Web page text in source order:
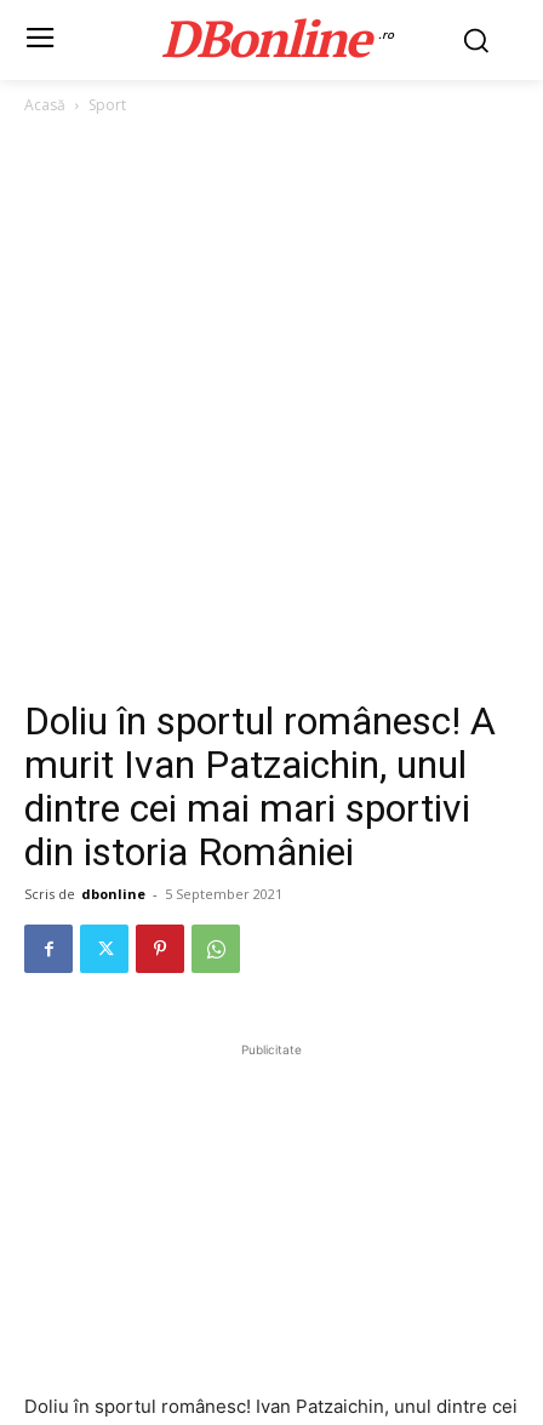
DBonline .ro
Acasă Sport
Doliu în sportul românesc! A
murit Ivan Patzaichin, unul
dintre cei mai mari sportivi
din istoria României
Scris de dbonline - 5 September 2021
Publicitate
Doliu în sportul românesc! Ivan Patzaichin, unul dintre cei